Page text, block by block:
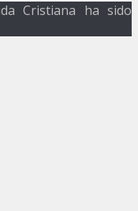
Cristiana ha sido